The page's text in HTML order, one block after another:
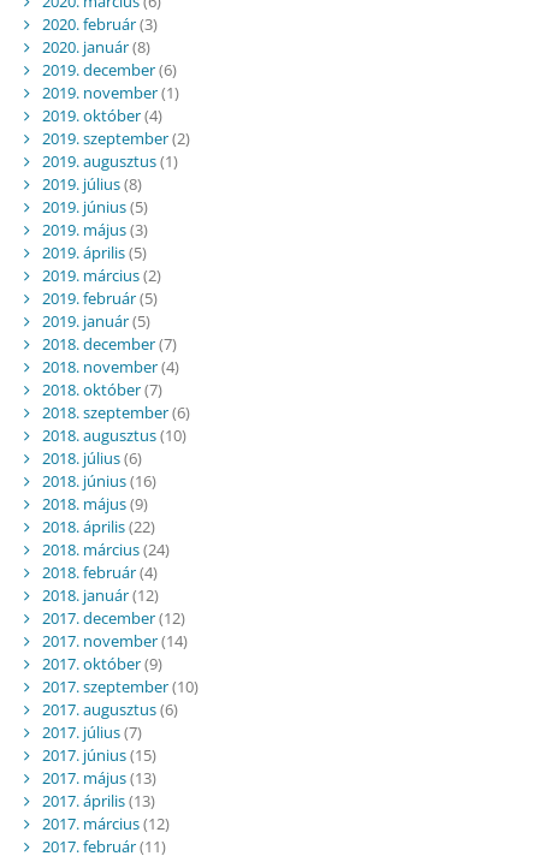
2020. február(3)
2020. január(8)
2019. december(6)
2019. november(1)
2019. október(4)
2019. szeptember(2)
2019. augusztus(1)
2019. július(8)
2019. június(5)
2019. május(3)
2019. április(5)
2019. március(2)
2019. február(5)
2019. január(5)
2018. december(7)
2018. november(4)
2018. október(7)
2018. szeptember(6)
2018. augusztus(10)
2018. július(6)
2018. június(16)
2018. május(9)
2018. április(22)
2018. március(24)
2018. február(4)
2018. január(12)
2017. december(12)
2017. november(14)
2017. október(9)
2017. szeptember(10)
2017. augusztus(6)
2017. július(7)
2017. június(15)
2017. május(13)
2017. április(13)
2017. március(12)
2017. február(11)